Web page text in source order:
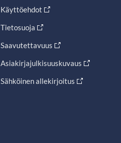
Käyttöehdot
Tietosuoja
Saavutettavuus
Asiakirjajulkisuuskuvaus
Sähköinen allekirjoitus